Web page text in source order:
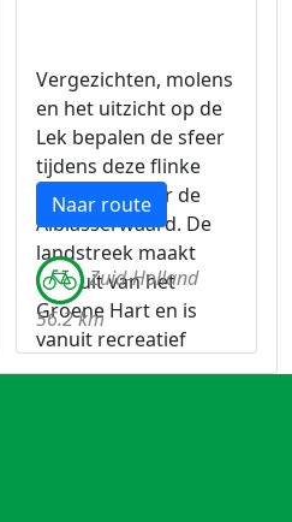
Vergezichten, molens
en het uitzicht op de
Lek bepalen de sfeer
tijdens deze flinke
fietstocht door de
Alblasserwaard. De
landstreek maakt
deel uit van het
Groene Hart en is
vanuit recreatief
oogpunt zeer de
Naar route
Zuid-Holland
56.2 km